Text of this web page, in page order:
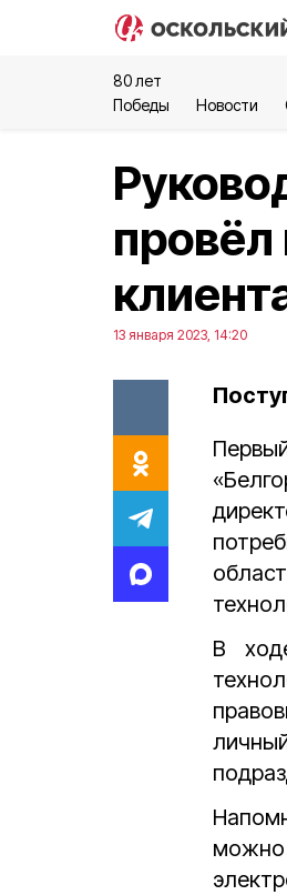
80 лет
Победы
Новости
провёл
13 января 2023, 14:20
В
можно